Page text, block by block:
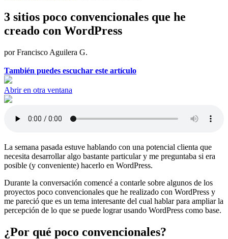
3 sitios poco convencionales que he
creado con WordPress
por Francisco Aguilera G.
También puedes escuchar este artículo
Abrir en otra ventana
La semana pasada estuve hablando con una potencial clienta que
necesita desarrollar algo bastante particular y me preguntaba si era
posible (y conveniente) hacerlo en WordPress.
Durante la conversación comencé a contarle sobre algunos de los
proyectos poco convencionales que he realizado con WordPress y
me pareció que es un tema interesante del cual hablar para ampliar la
percepción de lo que se puede lograr usando WordPress como base.
¿Por qué poco convencionales?